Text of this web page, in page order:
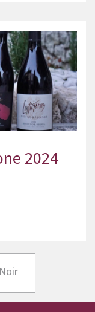
2024